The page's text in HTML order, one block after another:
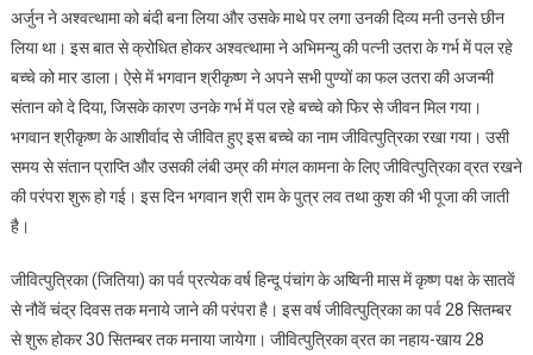
अर्जुन ने अश्वत्थामा को बंदी बना लिया और उसके माथे पर लगा उनकी दिव्य मनी उनसे छीन
लिया था। इस बात से क्रोधित होकर अश्वत्थामा ने अभिमन्यु की पत्नी उतरा के गर्भ में पल रहे
बच्चे को मार डाला। ऐसे में भगवान श्रीकृष्ण ने अपने सभी पुण्यों का फल उतरा की अजन्मी
संतान को दे दिया, जिसके कारण उनके गर्भ में पल रहे बच्चे को फिर से जीवन मिल गया।
भगवान श्रीकृष्ण के आशीर्वाद से जीवित हुए इस बच्चे का नाम जीवित्पुत्रिका रखा गया। उसी
समय से संतान प्राप्ति और उसकी लंबी उम्र की मंगल कामना के लिए जीवित्पुत्रिका व्रत रखने
की परंपरा शुरू हो गई। इस दिन भगवान श्री राम के पुत्र लव तथा कुश की भी पूजा की जाती
है।
जीवित्पुत्रिका (जितिया) का पर्व प्रत्येक वर्ष हिन्दू पंचांग के अष्विनी मास में कृष्ण पक्ष के सातवें
से नौवें चंद्र दिवस तक मनाये जाने की परंपरा है। इस वर्ष जीवित्पुत्रिका का पर्व 28 सितम्बर
से शुरू होकर 30 सितम्बर तक मनाया जायेगा। जीवित्पुत्रिका व्रत का नहाय-खाय 28